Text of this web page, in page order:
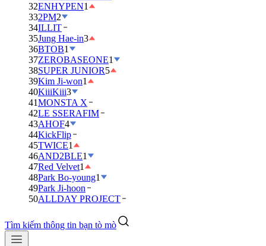
32ENHYPEN1
332PM2
34ILLIT
35Jung Hae-in3
36BTOB1
37ZEROBASEONE1
38SUPER JUNIOR5
39Kim Ji-won1
40KiiiKiii3
41MONSTA X
42LE SSERAFIM
43AHOF4
44KickFlip
45TWICE1
46AND2BLE1
47Red Velvet1
48Park Bo-young1
49Park Ji-hoon
50ALLDAY PROJECT
Tìm kiếm thông tin bạn tò mò